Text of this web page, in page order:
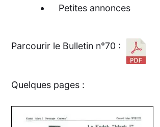
Petites annonces
Parcourir le Bulletin n°70 :
Quelques pages :